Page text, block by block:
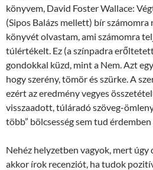
könyvem, David Foster Wallace:
(Sipos Balázs mellett) bír számomra
könyvét olvastam, ami számomra
túlértékelt. Ez (a színpadra
gondokkal küzd, mint a Nem. Azt
hogy szerény, tömör és szürke. A
ezért az eredmény vegyes
visszaadott, túláradó szöveg-
több” bölcsesség sem tud
Nehéz helyzetben vagyok, mert
akkor írok recenziót, ha tudok